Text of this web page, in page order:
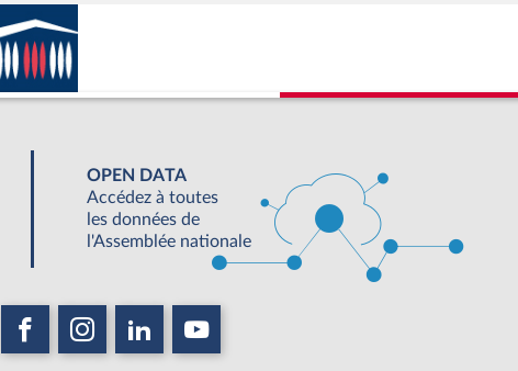
OPEN DATA
Accédez à toutes
les données de
l'Assemblée nationale